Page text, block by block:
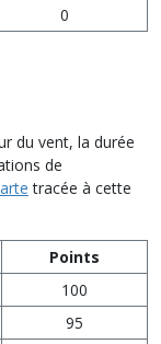
0
du vent, la durée
de
tracée à cette
Points
100
95